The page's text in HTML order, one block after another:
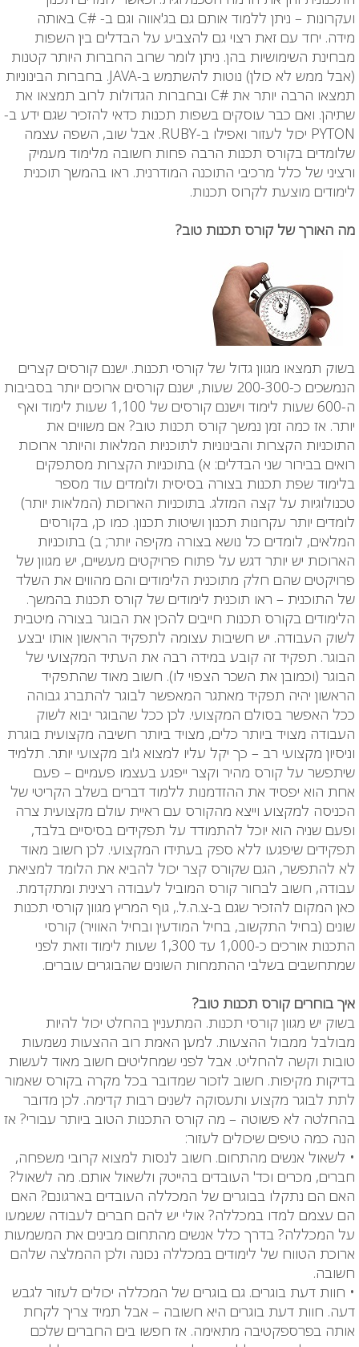
ועקרונות – ניתן ללמוד אותם גם בג'אווה וגם ב- #C באותה
מידה. יחד עם זאת רצוי גם להצביע על הבדלים בין השפות
מבחינת השימושיות בהן. ניתן לומר שרוב החברות היותר קטנות
(אבל ממש לא כולן) נוטות להשתמש ב-JAVA. בחברות הבינוניות
תמצאו הרבה יותר את #C ובחברות הגדולות לרוב תמצאו את
שתיהן. ואם כבר עוסקים בשפות תכנות כדאי להזכיר שגם ידע ב-
PYTON יכול לעזור ואפילו ב-RUBY. אבל שוב, השפה עצמה
שלומדים בקורס תכנות הרבה פחות חשובה מלימוד מעמיק
ורציני של כלל מרכיבי התוכנה המודרנית. ראו בהמשך תוכנית
לימודים מוצעת לקרוס תכנות.
מה האורך של קורס תכנות טוב?
בשוק תמצאו מגוון גדול של קורסי תכנות. ישנם קורסים קצרים
הנמשכים כ-200-300 שעות, ישנם קורסים ארוכים יותר בסביבות
ה-600 שעות לימוד וישנם קורסים של 1,100 שעות לימוד ואף
יותר. אז כמה זמן נמשך קורס תכנות טוב? אם משווים את
התוכניות הקצרות והבינוניות לתוכניות המלאות והיותר ארוכות
רואים בבירור שני הבדלים: א) בתוכניות הקצרות מסתפקים
בלימוד שפת תכנות בצורה בסיסית ולומדים עוד מספר
טכנולוגיות על קצה המזלג. בתוכניות הארוכות (המלאות יותר)
לומדים יותר עקרונות תכנון ושיטות תכנון. כמו כן, בקורסים
המלאים, לומדים כל נושא בצורה מקיפה יותר; ב) בתוכניות
הארוכות יש יותר דגש על פתוח פרויקטים מעשיים, יש מגוון של
פרויקטים שהם חלק מתוכנית הלימודים והם מהווים את השלד
של התוכנית – ראו תוכנית לימודים של קורס תכנות בהמשך.
הלימודים בקורס תכנות חייבים להכין את הבוגר בצורה מיטבית
לשוק העבודה. יש חשיבות עצומה לתפקיד הראשון אותו יבצע
הבוגר. תפקיד זה קובע במידה רבה את העתיד המקצועי של
הבוגר (וכמובן את השכר הצפוי לו). חשוב מאוד שהתפקיד
הראשון יהיה תפקיד מאתגר המאפשר לבוגר להתברג גבוהה
ככל האפשר בסולם המקצועי. לכן ככל שהבוגר יבוא לשוק
העבודה מצויד ביותר כלים, מצויד ביותר חשיבה מקצועית בוגרת
וניסיון מקצועי רב – כך יקל עליו למצוא ג'וב מקצועי יותר. תלמיד
שיתפשר על קורס מהיר וקצר ייפגע בעצמו פעמיים – פעם
אחת הוא יפסיד את ההזדמנות ללמוד דברים בשלב הקריטי של
הכניסה למקצוע וייצא מהקורס עם ראיית עולם מקצועית צרה
ופעם שניה הוא יוכל להתמודד על תפקידים בסיסיים בלבד,
תפקידים שיפגעו ללא ספק בעתידו המקצועי. לכן חשוב מאוד
לא להתפשר, הגם שקורס קצר יכול להביא את הלומד למציאת
עבודה, חשוב לבחור קורס המוביל לעבודה רצינית ומתקדמת.
כאן המקום להזכיר שגם ב-צ.ה.ל., גוף המריץ מגוון קורסי תכנות
שונים (בחיל התקשוב, בחיל המודעין ובחיל האוויר) קורסי
התכנות אורכים כ-1,000 עד 1,300 שעות לימוד וזאת לפני
שמתחשבים בשלבי ההתמחות השונים שהבוגרים עוברים.
איך בוחרים קורס תכנות טוב?
בשוק יש מגוון קורסי תכנות. המתעניין בהחלט יכול להיות
מבולבל ממבול ההצעות. למען האמת רוב ההצעות נשמעות
טובות וקשה להחליט. אבל לפני שמחליטים חשוב מאוד לעשות
בדיקות מקיפות. חשוב לזכור שמדובר בכל מקרה בקורס שאמור
לתת לבוגר מקצוע ותעסוקה לשנים רבות קדימה. לכן מדובר
בהחלטה לא פשוטה – מה קורס התכנות הטוב ביותר עבורי? אז
הנה כמה טיפים שיכולים לעזור:
• לשאול אנשים מהתחום. חשוב לנסות למצוא קרובי משפחה,
חברים, מכרים וכד' העובדים בהייטק ולשאול אותם. מה לשאול?
האם הם נתקלו בבוגרים של המכללה העובדים בארגונם? האם
הם עצמם למדו במכללה? אולי יש להם חברים לעבודה ששמעו
על המכללה? בדרך כלל אנשים מהתחום מבינים את המשמעות
ארוכת הטווח של לימודים במכללה נכונה ולכן ההמלצה שלהם
חשובה.
• חוות דעת בוגרים. גם בוגרים של המכללה יכולים לעזור לגבש
דעה. חוות דעת בוגרים היא חשובה – אבל תמיד צריך לקחת
אותה בפרספקטיבה מתאימה. אז חפשו בים החברים שלכם